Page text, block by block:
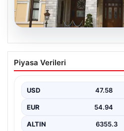
İstanbul Valiliğinden
uyarısı
Piyasa Verileri
USD 47.58
EUR 54.94
ALTIN 6355.3